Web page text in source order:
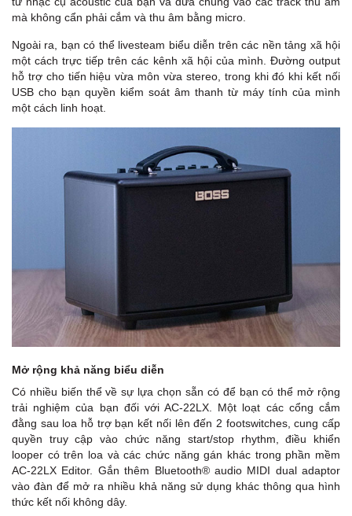
mà không cẩn phải cắm và thu âm bằng micro.
Ngoài ra, bạn có thể livesteam biểu diễn trên các nền tảng xã hội
một cách trực tiếp trên các kênh xã hội của mình. Đường output
hỗ trợ cho tiến hiệu vừa môn vừa stereo, trong khi đó khi kết nối
USB cho bạn quyền kiểm soát âm thanh từ máy tính của mình
một cách linh hoạt.
Mở rộng khả năng biểu diễn
Có nhiều biến thể về sự lựa chọn sẵn có để bạn có thể mở rộng
trải nghiệm của bạn đối với AC-22LX. Một loạt các cổng cắm
đằng sau loa hỗ trợ bạn kết nối lên đến 2 footswitches, cung cấp
quyền truy cập vào chức năng start/stop rhythm, điều khiển
looper có trên loa và các chức năng gán khác trong phần mềm
AC-22LX Editor. Gắn thêm Bluetooth® audio MIDI dual adaptor
vào đàn để mở ra nhiều khả năng sử dụng khác thông qua hình
thức kết nối không dây.